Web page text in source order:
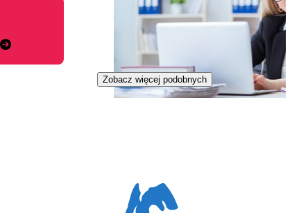
Zobacz więcej podobnych